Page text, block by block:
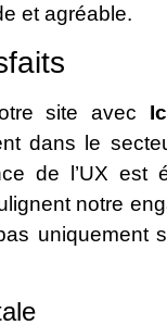
et agréable.
site avec
dans le
de l’UX est
notre
uniquement